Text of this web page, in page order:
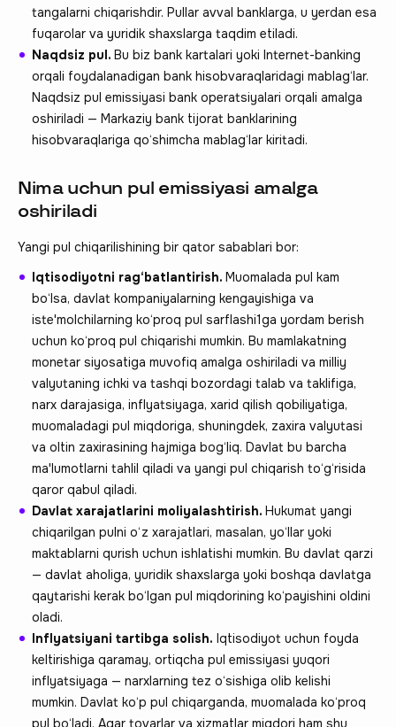
tangalarni chiqarishdir. Pullar avval banklarga, u yerdan esa
fuqarolar va yuridik shaxslarga taqdim etiladi.
Naqdsiz pul. Bu biz bank kartalari yoki Internet-banking
orqali foydalanadigan bank hisobvaraqlaridagi mablag‘lar.
Naqdsiz pul emissiyasi bank operatsiyalari orqali amalga
oshiriladi — Markaziy bank tijorat banklarining
hisobvaraqlariga qo‘shimcha mablag‘lar kiritadi.
Nima uchun pul emissiyasi amalga
oshiriladi
Yangi pul chiqarilishining bir qator sabablari bor:
Iqtisodiyotni rag‘batlantirish. Muomalada pul kam
bo‘lsa, davlat kompaniyalarning kengayishiga va
iste'molchilarning ko‘proq pul sarflashi1ga yordam berish
uchun ko‘proq pul chiqarishi mumkin. Bu mamlakatning
monetar siyosatiga muvofiq amalga oshiriladi va milliy
valyutaning ichki va tashqi bozordagi talab va taklifiga,
narx darajasiga, inflyatsiyaga, xarid qilish qobiliyatiga,
muomaladagi pul miqdoriga, shuningdek, zaxira valyutasi
va oltin zaxirasining hajmiga bog‘liq. Davlat bu barcha
ma'lumotlarni tahlil qiladi va yangi pul chiqarish to‘g‘risida
qaror qabul qiladi.
Davlat xarajatlarini moliyalashtirish. Hukumat yangi
chiqarilgan pulni o‘z xarajatlari, masalan, yo‘llar yoki
maktablarni qurish uchun ishlatishi mumkin. Bu davlat qarzi
— davlat aholiga, yuridik shaxslarga yoki boshqa davlatga
qaytarishi kerak bo‘lgan pul miqdorining ko‘payishini oldini
oladi.
Inflyatsiyani tartibga solish. Iqtisodiyot uchun foyda
keltirishiga qaramay, ortiqcha pul emissiyasi yuqori
inflyatsiyaga — narxlarning tez o‘sishiga olib kelishi
mumkin. Davlat ko‘p pul chiqarganda, muomalada ko‘proq
pul bo‘ladi. Agar tovarlar va xizmatlar miqdori ham shu